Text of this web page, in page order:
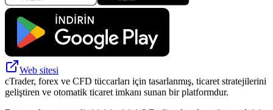
Web sitesi
cTrader, forex ve CFD tüccarları için tasarlanmış, ticaret stratejilerini
geliştiren ve otomatik ticaret imkanı sunan bir platformdur.